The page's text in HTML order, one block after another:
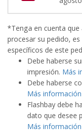
*Tenga en cuenta
procesar su pedido,
específicos de este
Debe haberse
impresión. Más
Debe haberse
Más información
Flashbay debe
dato que desee
Más información